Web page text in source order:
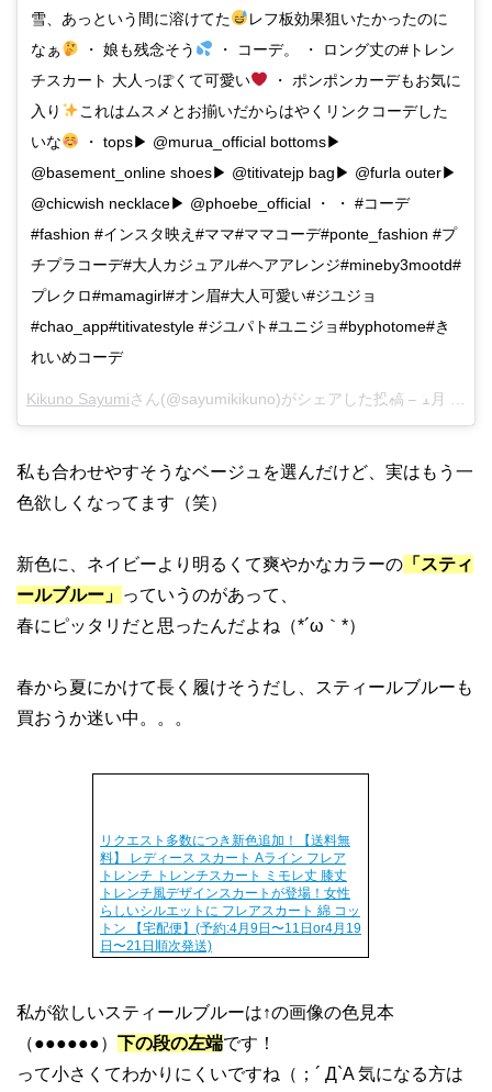
雪、あっという間に溶けてた
レフ板効果狙いたかったのに
なぁ
・ 娘も残念そう
・ コーデ。 ・ ロング丈の#トレン
チスカート 大人っぽくて可愛い
・ ポンポンカーデもお気に
入り
これはムスメとお揃いだからはやくリンクコーデした
いな
・ tops▶︎ @murua_official bottoms▶︎
@basement_online shoes▶︎ @titivatejp bag▶︎ @furla outer▶︎
@chicwish necklace▶︎ @phoebe_official ・ ・ #コーデ
#fashion #インスタ映え#ママ#ママコーデ#ponte_fashion #プ
チプラコーデ#大人カジュアル#ヘアアレンジ#mineby3mootd#
プレクロ#mamagirl#オン眉#大人可愛い#ジユジョ
#chao_app#titivatestyle #ジユパト#ユニジョ#byphotome#き
れいめコーデ
Kikuno Sayumiさん(@sayumikikuno)がシェアした投稿 – 1月 23, 2018 at 1:32午前 PST
私も合わせやすそうなベージュを選んだけど、実はもう一
色欲しくなってます（笑）
新色に、ネイビーより明るくて爽やかなカラーの 「スティ
ールブルー」 っていうのがあって、
春にピッタリだと思ったんだよね（*´ω｀*）
春から夏にかけて長く履けそうだし、スティールブルーも
買おうか迷い中。。。
リクエスト多数につき新色追加！【送料無
料】 レディース スカート Aライン フレア
トレンチ トレンチスカート ミモレ丈 膝丈
トレンチ風デザインスカートが登場！女性
らしいシルエットに フレアスカート 綿 コッ
トン 【宅配便】(予約:4月9日〜11日or4月19
日〜21日順次発送)
私が欲しいスティールブルーは↑の画像の色見本
（●●●●●●） 下の段の左端です！
って小さくてわかりにくいですね（；´ Д`A 気になる方は